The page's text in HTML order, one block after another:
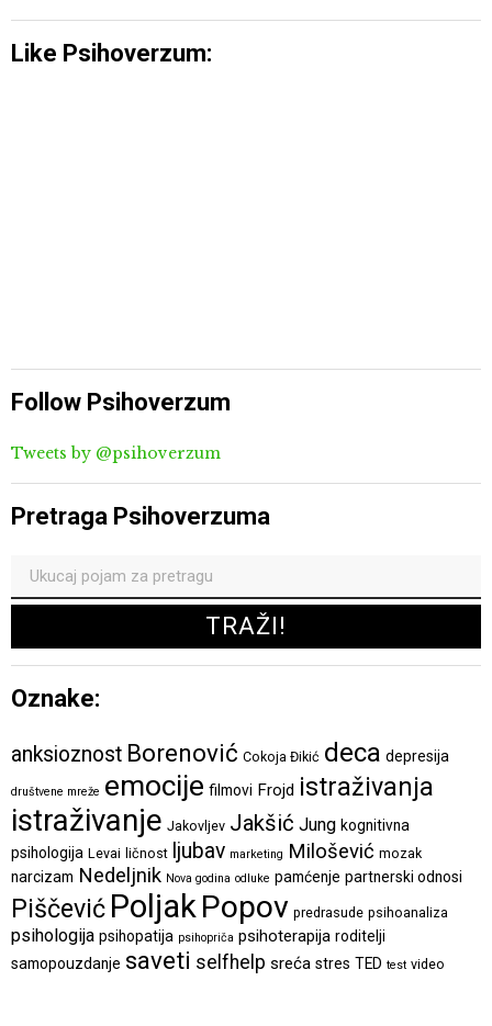
Like Psihoverzum:
Follow Psihoverzum
Tweets by @psihoverzum
Pretraga Psihoverzuma
Oznake:
anksioznost Borenović Cokoja Đikić deca depresija
društvene mreže emocije filmovi Frojd istraživanja
istraživanje Jakovljev Jakšić Jung kognitivna
psihologija Levai ličnost ljubav marketing Milošević mozak
narcizam Nedeljnik Nova godina odluke pamćenje partnerski odnosi
Piščević PoljakPopov predrasude psihoanaliza
psihologija psihopatija psihopriča psihoterapija roditelji
samopouzdanje saveti selfhelp sreća stres TED test video